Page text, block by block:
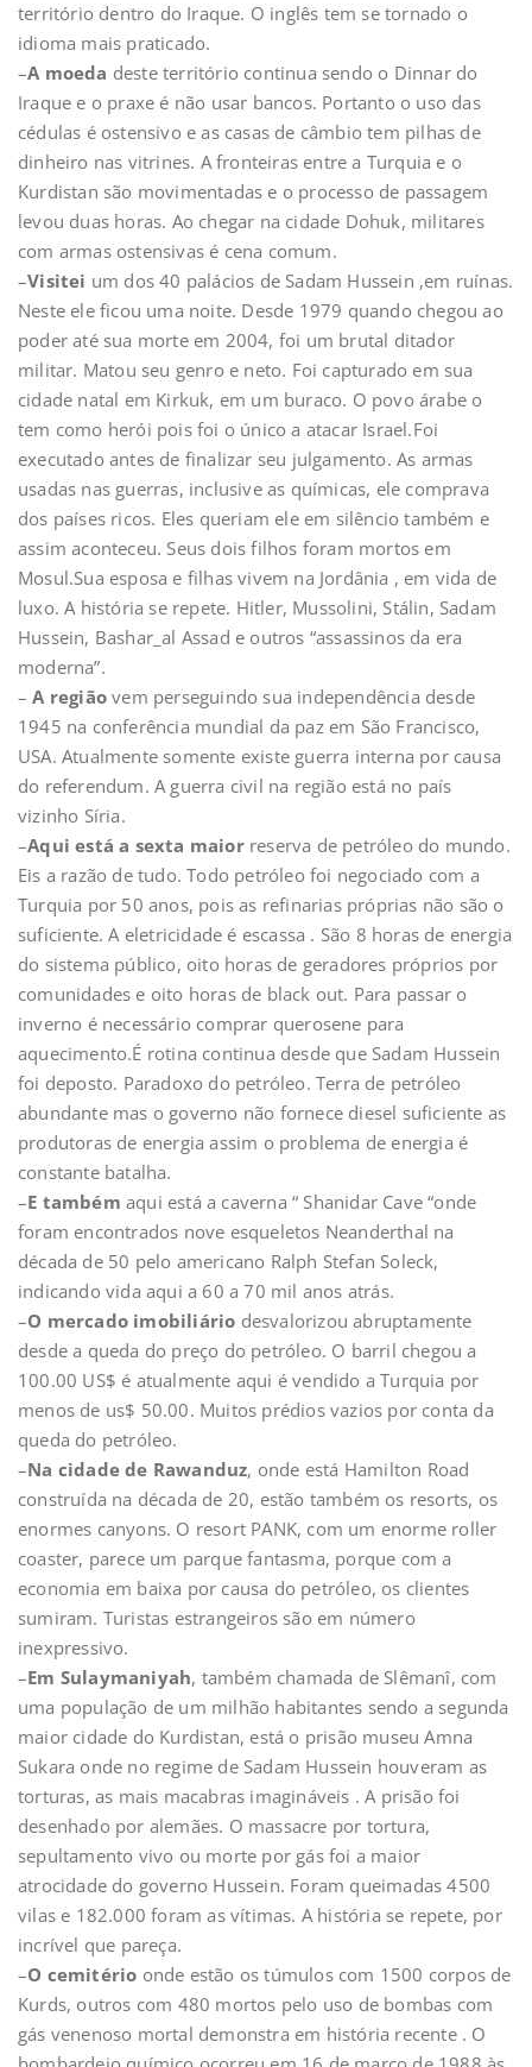
território dentro do Iraque. O inglês tem se tornado o
idioma mais praticado.
–A moeda deste território continua sendo o Dinnar do
Iraque e o praxe é não usar bancos. Portanto o uso das
cédulas é ostensivo e as casas de câmbio tem pilhas de
dinheiro nas vitrines. A fronteiras entre a Turquia e o
Kurdistan são movimentadas e o processo de passagem
levou duas horas. Ao chegar na cidade Dohuk, militares
com armas ostensivas é cena comum.
–Visitei um dos 40 palácios de Sadam Hussein ,em ruínas.
Neste ele ficou uma noite. Desde 1979 quando chegou ao
poder até sua morte em 2004, foi um brutal ditador
militar. Matou seu genro e neto. Foi capturado em sua
cidade natal em Kirkuk, em um buraco. O povo árabe o
tem como herói pois foi o único a atacar Israel.Foi
executado antes de finalizar seu julgamento. As armas
usadas nas guerras, inclusive as químicas, ele comprava
dos países ricos. Eles queriam ele em silêncio também e
assim aconteceu. Seus dois filhos foram mortos em
Mosul.Sua esposa e filhas vivem na Jordânia , em vida de
luxo. A história se repete. Hitler, Mussolini, Stálin, Sadam
Hussein, Bashar_al Assad e outros “assassinos da era
moderna”.
–A região vem perseguindo sua independência desde
1945 na conferência mundial da paz em São Francisco,
USA. Atualmente somente existe guerra interna por causa
do referendum. A guerra civil na região está no país
vizinho Síria.
–Aqui está a sexta maiorreserva de petróleo do mundo.
Eis a razão de tudo. Todo petróleo foi negociado com a
Turquia por 50 anos, pois as refinarias próprias não são o
suficiente. A eletricidade é escassa . São 8 horas de energia
do sistema público, oito horas de geradores próprios por
comunidades e oito horas de black out. Para passar o
inverno é necessário comprar querosene para
aquecimento.É rotina continua desde que Sadam Hussein
foi deposto. Paradoxo do petróleo. Terra de petróleo
abundante mas o governo não fornece diesel suficiente as
produtoras de energia assim o problema de energia é
constante batalha.
–E também aqui está a caverna “ Shanidar Cave “onde
foram encontrados nove esqueletos Neanderthal na
década de 50 pelo americano Ralph Stefan Soleck,
indicando vida aqui a 60 a 70 mil anos atrás.
–O mercado imobiliário desvalorizou abruptamente
desde a queda do preço do petróleo. O barril chegou a
100.00 US$ é atualmente aqui é vendido a Turquia por
menos de us$ 50.00. Muitos prédios vazios por conta da
queda do petróleo.
–Na cidade de Rawanduz, onde está Hamilton Road
construída na década de 20, estão também os resorts, os
enormes canyons. O resort PANK, com um enorme roller
coaster, parece um parque fantasma, porque com a
economia em baixa por causa do petróleo, os clientes
sumiram. Turistas estrangeiros são em número
inexpressivo.
–Em Sulaymaniyah, também chamada de Slêmanî, com
uma população de um milhão habitantes sendo a segunda
maior cidade do Kurdistan, está o prisão museu Amna
Sukara onde no regime de Sadam Hussein houveram as
torturas, as mais macabras imagináveis . A prisão foi
desenhado por alemães. O massacre por tortura,
sepultamento vivo ou morte por gás foi a maior
atrocidade do governo Hussein. Foram queimadas 4500
vilas e 182.000 foram as vítimas. A história se repete, por
incrível que pareça.
–O cemitério onde estão os túmulos com 1500 corpos de
Kurds, outros com 480 mortos pelo uso de bombas com
gás venenoso mortal demonstra em história recente . O